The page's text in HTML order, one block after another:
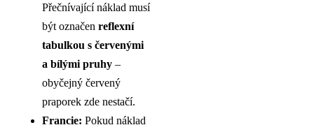
Přečnívající náklad musí
být označen reflexní
tabulkou s červenými
a bílými pruhy –
obyčejný červený
praporek zde nestačí.
Francie: Pokud náklad